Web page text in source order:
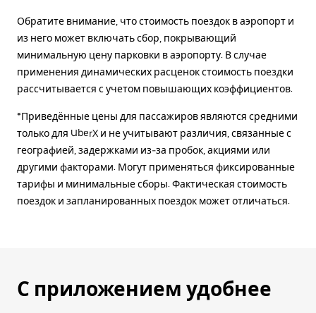
Обратите внимание, что стоимость поездок в аэропорт и
из него может включать сбор, покрывающий
минимальную цену парковки в аэропорту. В случае
применения динамических расценок стоимость поездки
рассчитывается с учетом повышающих коэффициентов.
*Приведённые цены для пассажиров являются средними
только для UberX и не учитывают различия, связанные с
географией, задержками из-за пробок, акциями или
другими факторами. Могут применяться фиксированные
тарифы и минимальные сборы. Фактическая стоимость
поездок и запланированных поездок может отличаться.
С приложением удобнее